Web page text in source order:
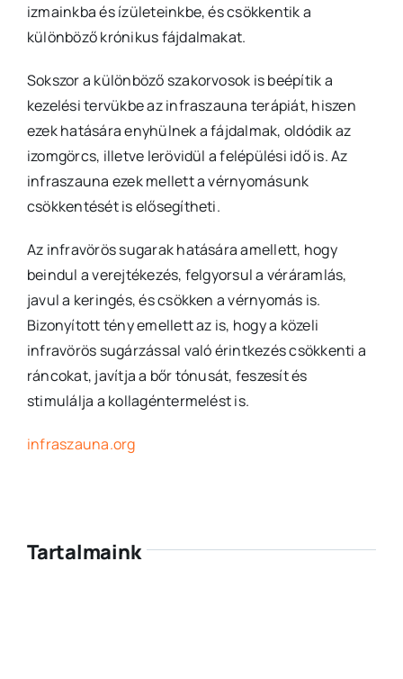
izmainkba és ízületeinkbe, és csökkentik a
különböző krónikus fájdalmakat.
Sokszor a különböző szakorvosok is beépítik a
kezelési tervükbe az infraszauna terápiát, hiszen
ezek hatására enyhülnek a fájdalmak, oldódik az
izomgörcs, illetve lerövidül a felépülési idő is. Az
infraszauna ezek mellett a vérnyomásunk
csökkentését is elősegítheti.
Az infravörös sugarak hatására amellett, hogy
beindul a verejtékezés, felgyorsul a véráramlás,
javul a keringés, és csökken a vérnyomás is.
Bizonyított tény emellett az is, hogy a közeli
infravörös sugárzással való érintkezés csökkenti a
ráncokat, javítja a bőr tónusát, feszesít és
stimulálja a kollagéntermelést is.
infraszauna.org
Tartalmaink